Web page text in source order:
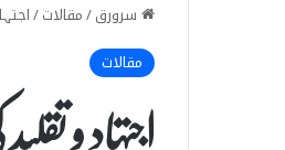
سرورق/مقالات/
مقالات